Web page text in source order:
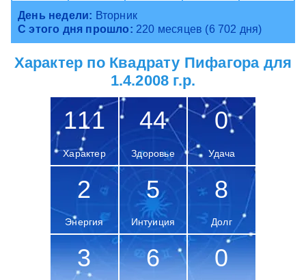
День недели: Вторник
С этого дня прошло: 220 месяцев (6 702 дня)
Характер по Квадрату Пифагора для
1.4.2008 г.р.
111
Характер
44
Здоровье
0
Удача
2
Энергия
5
Интуиция
8
Долг
3 6 0